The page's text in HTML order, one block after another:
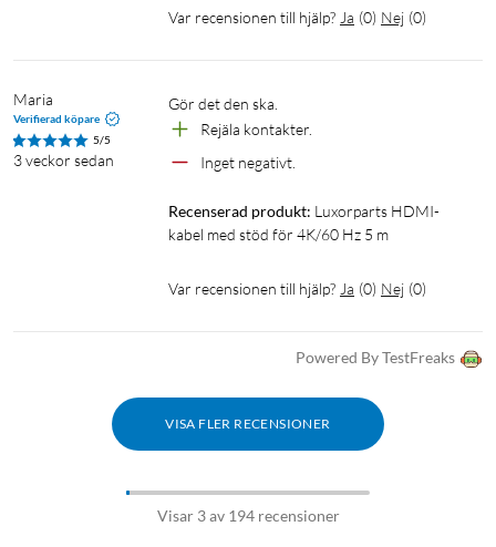
Var recensionen till hjälp? Ja (0) Nej (0)
Maria
Verifierad köpare
5/5
3 veckor sedan
Gör det den ska.
Rejäla kontakter.
Inget negativt.
Recenserad produkt: Luxorparts HDMI-
kabel med stöd för 4K/60 Hz 5 m
Var recensionen till hjälp? Ja (0) Nej (0)
Powered By TestFreaks
VISA FLER RECENSIONER
Visar 3 av 194 recensioner